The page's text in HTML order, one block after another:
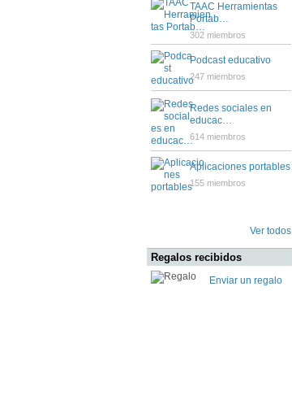
TAAC Herramientas
Portab…
302 miembros
Podcast educativo
247 miembros
Redes sociales en
educac…
614 miembros
Aplicaciones portables
155 miembros
Ver todos
Regalos recibidos
Enviar un regalo